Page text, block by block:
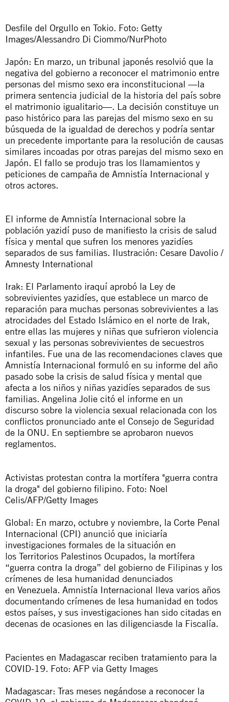
Desfile del Orgullo en Tokio. Foto: Getty
Images/Alessandro Di Ciommo/NurPhoto
Japón: En marzo, un tribunal japonés resolvió que la
negativa del gobierno a reconocer el matrimonio entre
personas del mismo sexo era inconstitucional —la
primera sentencia judicial de la historia del país sobre
el matrimonio igualitario—. La decisión constituye un
paso histórico para las parejas del mismo sexo en su
búsqueda de la igualdad de derechos y podría sentar
un precedente importante para la resolución de causas
similares incoadas por otras parejas del mismo sexo en
Japón. El fallo se produjo tras los llamamientos y
peticiones de campaña de Amnistía Internacional y
otros actores.
El informe de Amnistía Internacional sobre la
población yazidí puso de manifiesto la crisis de salud
física y mental que sufren los menores yazidíes
separados de sus familias. Ilustración: Cesare Davolio /
Amnesty International
Irak: El Parlamento iraquí aprobó la Ley de
sobrevivientes yazidíes, que establece un marco de
reparación para muchas personas sobrevivientes a las
atrocidades del Estado Islámico en el norte de Irak,
entre ellas las mujeres y niñas que sufrieron violencia
sexual y las personas sobrevivientes de secuestros
infantiles. Fue una de las recomendaciones claves que
Amnistía Internacional formuló en su informe del año
pasado sobe la crisis de salud física y mental que
afecta a los niños y niñas yazidíes separados de sus
familias. Angelina Jolie citó el informe en un
discurso sobre la violencia sexual relacionada con los
conflictos pronunciado ante el Consejo de Seguridad
de la ONU. En septiembre se aprobaron nuevos
reglamentos.
Activistas protestan contra la mortífera "guerra contra
la droga" del gobierno filipino. Foto: Noel
Celis/AFP/Getty Images
Global: En marzo, octubre y noviembre, la Corte Penal
Internacional (CPI) anunció que iniciaría
investigaciones formales de la situación en
los Territorios Palestinos Ocupados, la mortífera
“guerra contra la droga” del gobierno de Filipinas y los
crímenes de lesa humanidad denunciados
en Venezuela. Amnistía Internacional lleva varios años
documentando crímenes de lesa humanidad en todos
estos países, y sus investigaciones han sido citadas en
decenas de ocasiones en las diligenciasde la Fiscalía.
Pacientes en Madagascar reciben tratamiento para la
COVID-19. Foto: AFP via Getty Images
Madagascar: Tras meses negándose a reconocer la